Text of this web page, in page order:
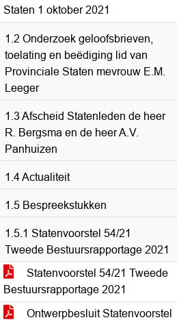
Staten 1 oktober 2021
1.2 Onderzoek geloofsbrieven,
toelating en beëdiging lid van
Provinciale Staten mevrouw E.M.
Leeger
1.3 Afscheid Statenleden de heer
R. Bergsma en de heer A.V.
Panhuizen
1.4 Actualiteit
1.5 Bespreekstukken
1.5.1 Statenvoorstel 54/21
Tweede Bestuursrapportage 2021
Statenvoorstel 54/21 Tweede
Bestuursrapportage 2021
Ontwerpbesluit Statenvoorstel